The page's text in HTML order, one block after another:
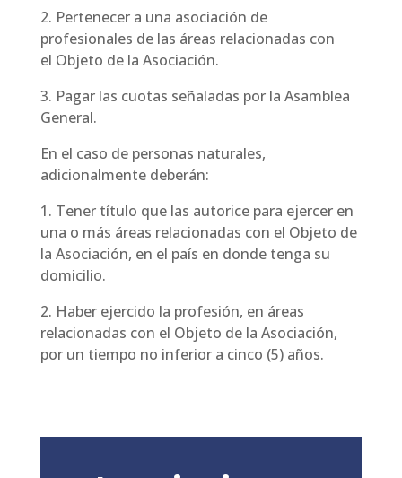
2. Pertenecer a una asociación de
profesionales de las áreas relacionadas con
el Objeto de la Asociación.
3. Pagar las cuotas señaladas por la Asamblea
General.
En el caso de personas naturales,
adicionalmente deberán:
1. Tener título que las autorice para ejercer en
una o más áreas relacionadas con el Objeto de
la Asociación, en el país en donde tenga su
domicilio.
2. Haber ejercido la profesión, en áreas
relacionadas con el Objeto de la Asociación,
por un tiempo no inferior a cinco (5) años.